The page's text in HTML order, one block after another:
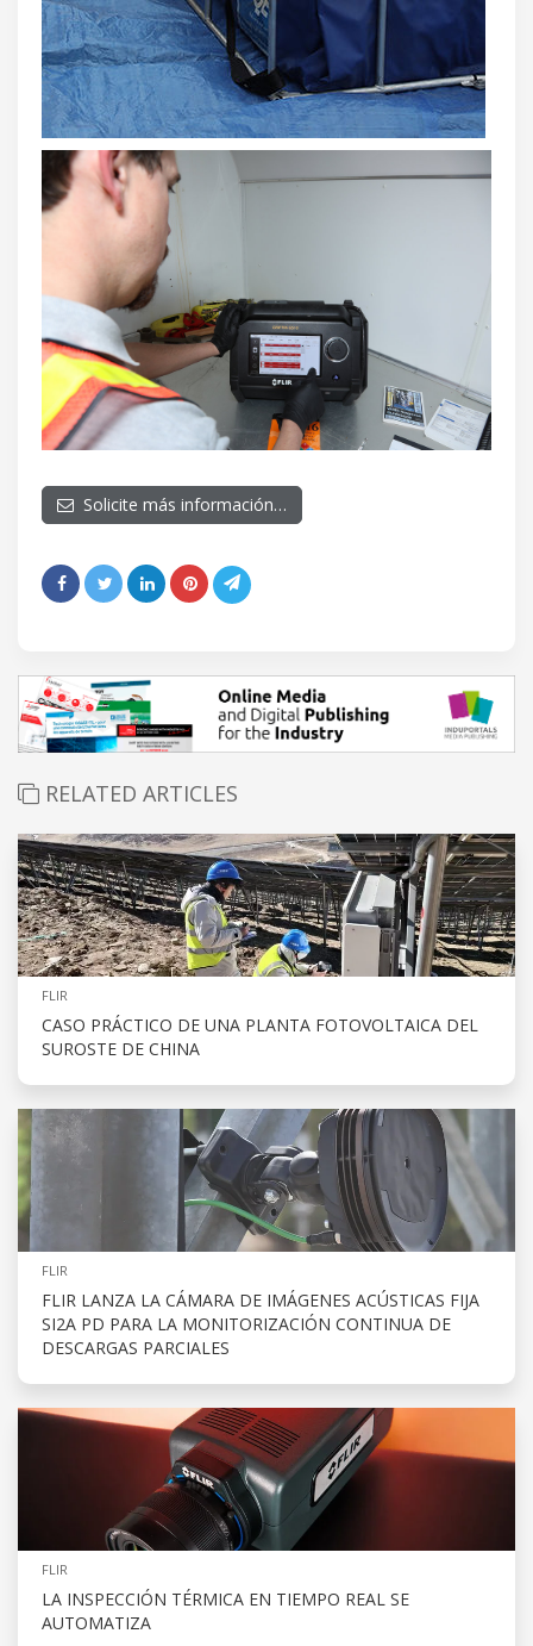
Solicite más información…
RELATED ARTICLES
FLIR
CASO PRÁCTICO DE UNA PLANTA FOTOVOLTAICA DEL
SUROSTE DE CHINA
FLIR
FLIR LANZA LA CÁMARA DE IMÁGENES ACÚSTICAS FIJA
SI2A PD PARA LA MONITORIZACIÓN CONTINUA DE
DESCARGAS PARCIALES
FLIR
LA INSPECCIÓN TÉRMICA EN TIEMPO REAL SE
AUTOMATIZA